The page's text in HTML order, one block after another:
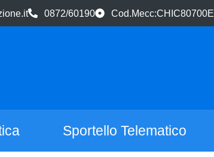
0872/60190 Cod.Mecc:CHIC80700E
Sportello Telematico